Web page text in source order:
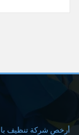
أرخص شركة تنظيف